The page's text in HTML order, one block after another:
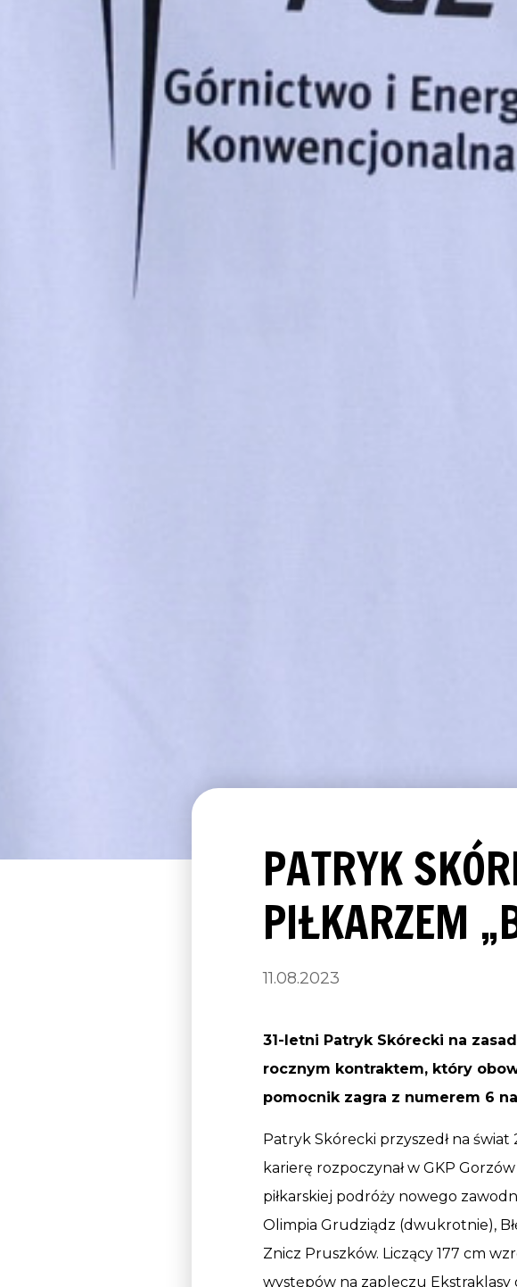
PATRYK
PIŁKARZEM
11.08.2023
31-letni Patryk Skórecki na
rocznym kontraktem, który
pomocnik zagra z numerem 6
Patryk Skórecki przyszedł na
karierę rozpoczynał w GKP
piłkarskiej podróży nowego
Olimpia Grudziądz (dwukrotnie),
Znicz Pruszków. Liczący 177 cm
występów na zapleczu Ekstraklasy